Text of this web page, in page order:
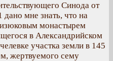
Синода от
мне знать, что на
монастырем
в Александрийском
участка земли в 145
жертвуемого сему